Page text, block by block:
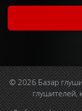
© 2026 Базар
глушителей,